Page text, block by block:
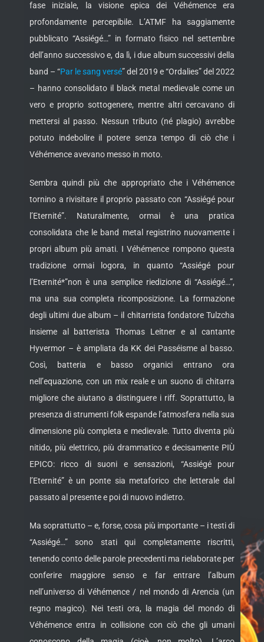
fase iniziale, la visione epica dei Véhémence era
profondamente percepibile. L’ATMF ha saggiamente
pubblicato “Assiégé…” in formato fisico nel settembre
dell’anno successivo e, da lì, i due album successivi della
band – “Par le sang versé” del 2019 e “Ordalies” del 2022
– hanno consolidato il black metal medievale come un
vero e proprio sottogenere, mentre altri cercavano di
mettersi al passo. Nessun tributo (né plagio) avrebbe
potuto indebolire il potere senza tempo di ciò che i
Véhémence avevano messo in moto.
Sembra quindi più che appropriato che i Véhémence
tornino a rivisitare il proprio passato con “Assiégé pour
l’Eternité”. Naturalmente, ormai è una pratica
consolidata che le band metal registrino nuovamente i
propri album più amati. I Véhémence rompono questa
tradizione ormai logora, in quanto “Assiégé pour
l’Eternité*”non è una semplice riedizione di “Assiégé…”,
ma una sua completa ricomposizione. La formazione
degli ultimi due album – il chitarrista fondatore Tulzcha
insieme al batterista Thomas Leitner e al cantante
Hyvermor – è ampliata da KK dei Passéisme al basso.
Così, batteria e basso organici entrano ora
nell’equazione, con un mix reale e un suono di chitarra
migliore che aiutano a distinguere i riff. Soprattutto, la
presenza di strumenti folk espande l’atmosfera nella sua
dimensione più completa e medievale. Tutto diventa più
nitido, più elettrico, più drammatico e decisamente PIÙ
EPICO: ricco di suoni e sensazioni, “Assiégé pour
l’Eternité” è un ponte sia metaforico che letterale dal
passato al presente e poi di nuovo indietro.
Ma soprattutto – e, forse, cosa più importante – i testi di
“Assiégé…” sono stati qui completamente riscritti,
tenendo conto delle parole precedenti ma rielaborate per
conferire maggiore senso e far entrare l’album
nell’universo di Véhémence / nel mondo di Arencia (un
regno magico). Nei testi ora, la magia del mondo di
Véhémence entra in collisione con ciò che gli umani